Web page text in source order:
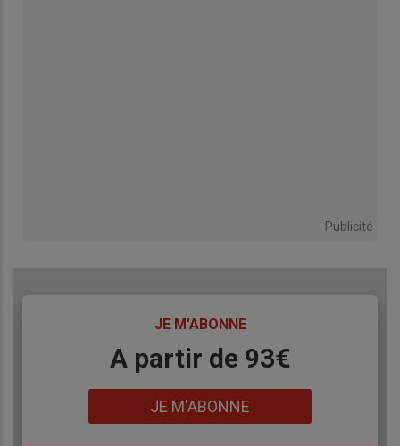
Publicité
JE M'ABONNE
A partir de 93€
JE M'ABONNE